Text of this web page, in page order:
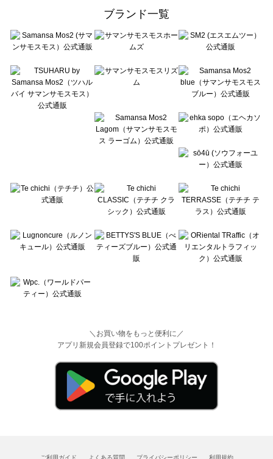
sō4ū（ソウフォーユー）のスカート一覧
Te chichi（テチチ）のスカート一覧
Te chichi CLASSIC（テチチ クラシック）のスカート一覧
Lugnoncure（ルノンキュール）のスカート一覧
BETTY'S BLUE（べティーズブルー）のスカート一覧
Wpc.（ワールドパーティー）のスカート一覧
ブランド一覧
＼お買い物をもっと便利に／
アプリ新規会員登録で100ポイントプレゼント！
ご利用ガイド よくある質問 プライバシーポリシー 利用規約